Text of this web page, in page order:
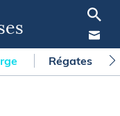
Régates